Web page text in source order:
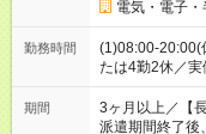
電気・電子
勤務時間
(1)08:00-20:00(
たは4勤2休／実
期間
3ヶ月以上／【
派遣期間終了後